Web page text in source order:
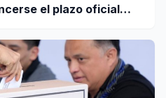
el plazo oficial